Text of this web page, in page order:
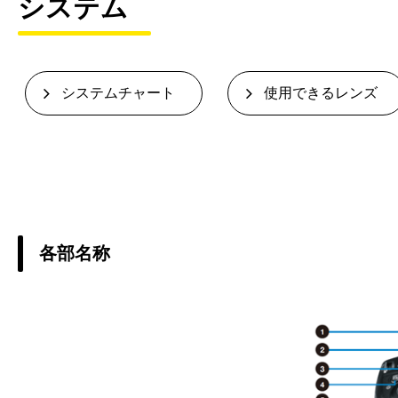
システム
システムチャート 使用できるレンズ
各部名称